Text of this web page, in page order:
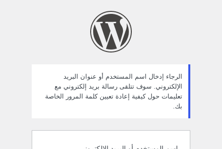
الرجاء إدخال اسم المستخدم أو عنوان البريد
الإلكتروني. سوف تتلقى رسالة بريد إلكتروني مع
تعليمات حول كيفية إعادة تعيين كلمة المرور الخاصة
بك.